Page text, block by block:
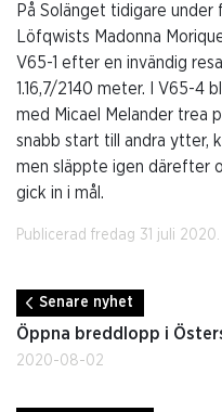
På Solänget tidigare
Löfqwists Madonna
V65-1 efter en invändig
1.16,7/2140 meter. I V65-4
med Micael Melander trea
snabb start till andra ytter,
men släppte igen därefter
gick in i mål.
Publicerad fredag 31 juli 2020.
Senare nyhet
Öppna breddlopp i
2020-08-02